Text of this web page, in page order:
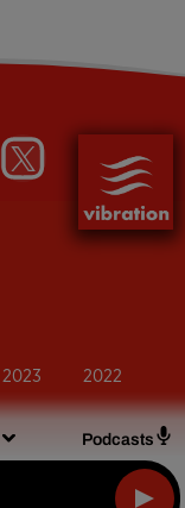
Podcasts
2023 2022